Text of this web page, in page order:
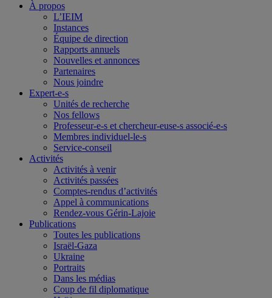
À propos
L’IEIM
Instances
Équipe de direction
Rapports annuels
Nouvelles et annonces
Partenaires
Nous joindre
Expert-e-s
Unités de recherche
Nos fellows
Professeur-e-s et chercheur-euse-s associé-e-s
Membres individuel-le-s
Service-conseil
Activités
Activités à venir
Activités passées
Comptes-rendus d’activités
Appel à communications
Rendez-vous Gérin-Lajoie
Publications
Toutes les publications
Israël-Gaza
Ukraine
Portraits
Dans les médias
Coup de fil diplomatique